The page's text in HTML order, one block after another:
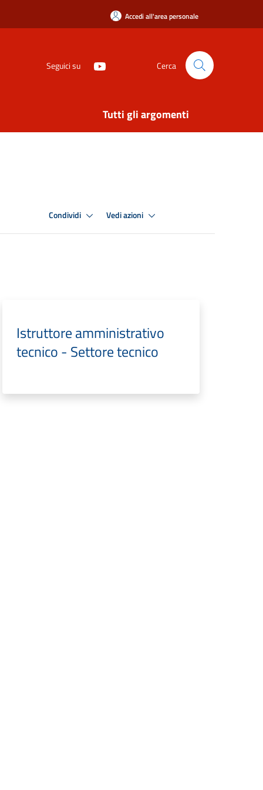
Accedi all'area personale
Seguici su Cerca
Tutti gli argomenti
Condividi Vedi azioni
Istruttore amministrativo
tecnico - Settore tecnico